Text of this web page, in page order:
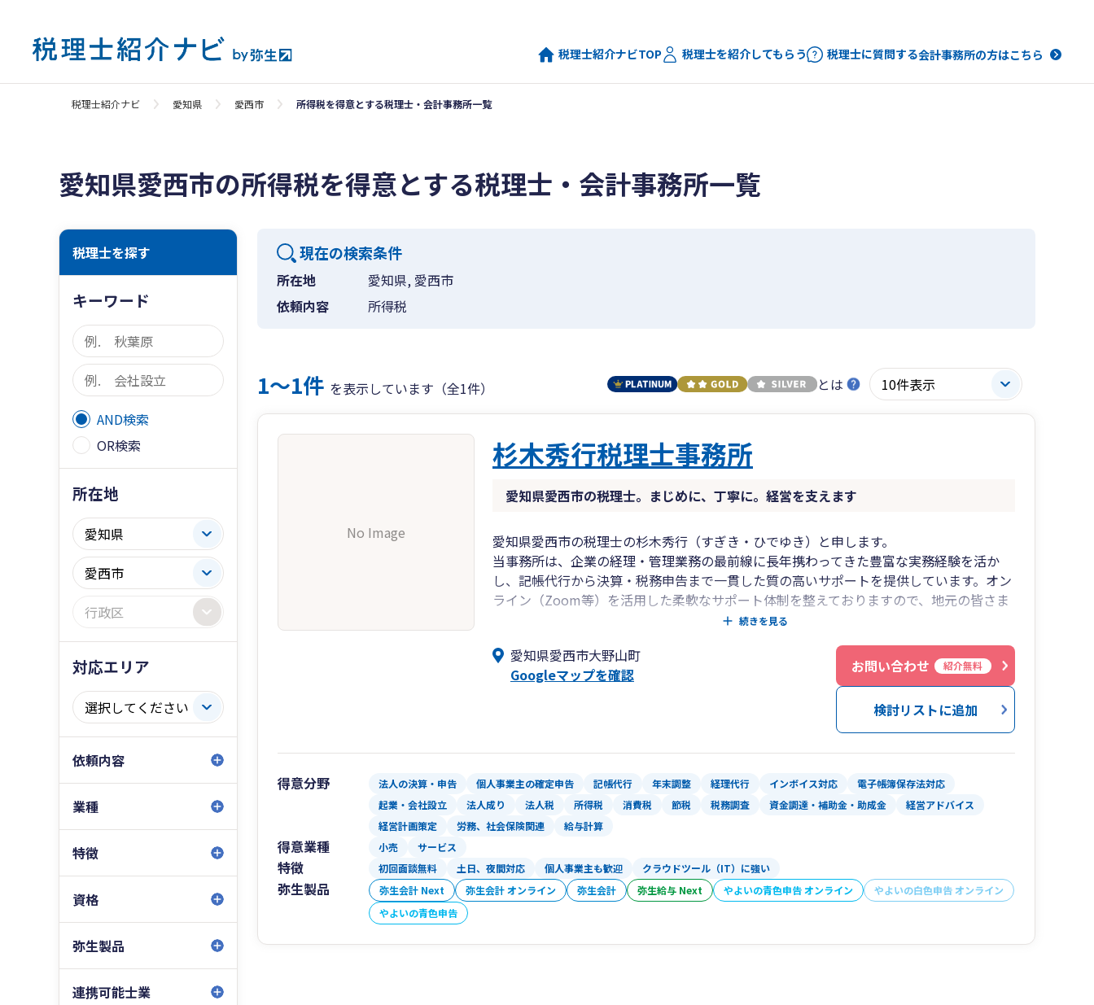
税理士紹介ナビTOP 税理士を紹介してもらう 税理士に質問する会計事務所の方はこちら
税理士紹介ナビ 愛知県 愛西市 所得税を得意とする税理士・会計事務所一覧
愛知県愛西市の所得税を得意とする税理士・会計事務所一覧
税理士を探す
キーワード
AND検索
OR検索
所在地
対応エリア
依頼内容
業種
特徴
資格
弥生製品
連携可能士業
現在の検索条件
所在地
愛知県, 愛西市
依頼内容
所得税
1〜1件 を表示しています（全1件） とは
No Image
杉木秀行税理士事務所
愛知県愛西市の税理士。まじめに、丁寧に。経営を支えます
愛知県愛西市の税理士の杉木秀行（すぎき・ひでゆき）と申します。
当事務所は、企業の経理・管理業務の最前線に長年携わってきた豊富な実務経験を活か
し、記帳代行から決算・税務申告まで一貫した質の高いサポートを提供しています。オン
ライン（Zoom等）を活用した柔軟なサポート体制を整えておりますので、地元の皆さま
はもちろん、全国の皆さまからのご相談にリモートでスピーディーに対応いたします。 単
一に考え、まじめに丁寧に、お客様の信頼に応えることを何より大切にしています。
どうぞお気軽にご相談ください。
続きを見る
愛知県愛西市大野山町
Googleマップを確認
お問い合わせ 紹介無料
検討リストに追加
得意分野 法人の決算・申告 個人事業主の確定申告 記帳代行 年末調整 経理代行 インボイス対応
電子帳簿保存法対応
起業・会社設立
法人成り 法人税 所得税 消費税 節税 税務調査 資金調達・補助金・助成金
経営アドバイス
経営計画策定
労務、社会保険関連 給与計算
得意業種 小売 サービス
特徴 初回面談無料 土日、夜間対応 個人事業主も歓迎 クラウドツール（IT）に強い
弥生製品 弥生会計 Next 弥生会計 オンライン 弥生会計 弥生給与 Next やよいの青色申告 オンライン
やよいの白色申告 オンライン
やよいの青色申告